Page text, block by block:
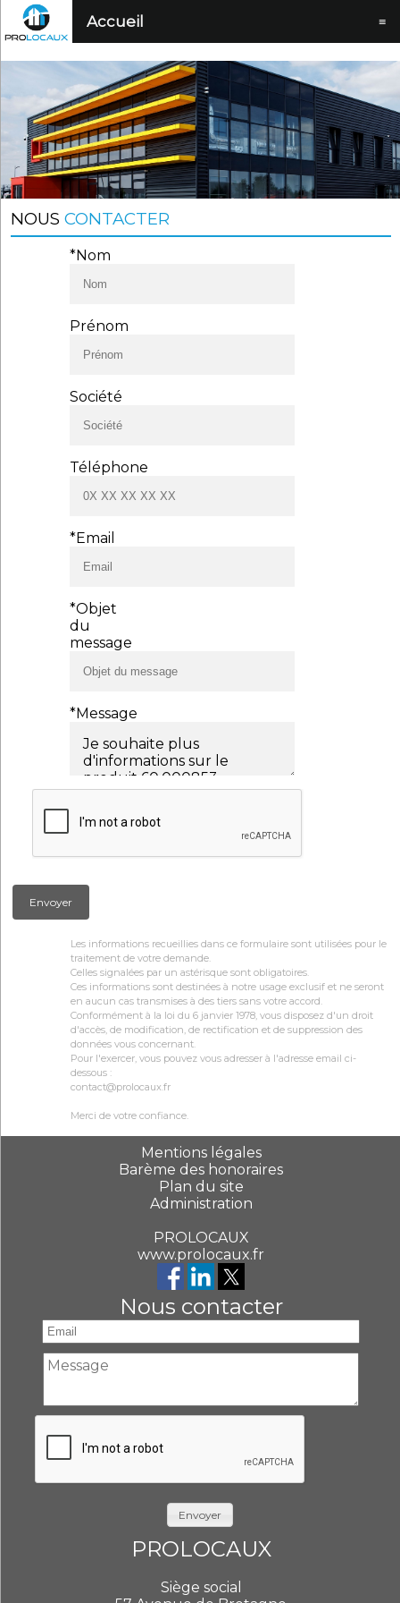
Accueil ≡
NOUSCONTACTER
*Nom
Prénom
Société
Téléphone
*Email
*Objet
du
message
*Message
Envoyer
Les informations recueillies dans ce formulaire sont utilisées pour le
traitement de votre demande.
Celles signalées par un astérisque sont obligatoires.
Ces informations sont destinées à notre usage exclusif et ne seront
en aucun cas transmises à des tiers sans votre accord.
Conformément à la loi du 6 janvier 1978, vous disposez d'un droit
d'accès, de modification, de rectification et de suppression des
données vous concernant.
Pour l'exercer, vous pouvez vous adresser à l'adresse email ci-
dessous :
contact@prolocaux.fr
Merci de votre confiance.
Mentions légales
Barème des honoraires
Plan du site
Administration
PROLOCAUX
www.prolocaux.fr
Nous contacter
Envoyer
PROLOCAUX
Siège social